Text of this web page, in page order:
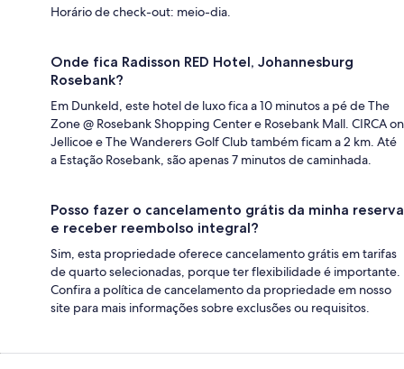
Horário de check-out: meio-dia.
Onde fica Radisson RED Hotel, Johannesburg
Rosebank?
Em Dunkeld, este hotel de luxo fica a 10 minutos a pé de The
Zone @ Rosebank Shopping Center e Rosebank Mall. CIRCA on
Jellicoe e The Wanderers Golf Club também ficam a 2 km. Até
a Estação Rosebank, são apenas 7 minutos de caminhada.
Posso fazer o cancelamento grátis da minha reserva
e receber reembolso integral?
Sim, esta propriedade oferece cancelamento grátis em tarifas
de quarto selecionadas, porque ter flexibilidade é importante.
Confira a política de cancelamento da propriedade em nosso
site para mais informações sobre exclusões ou requisitos.